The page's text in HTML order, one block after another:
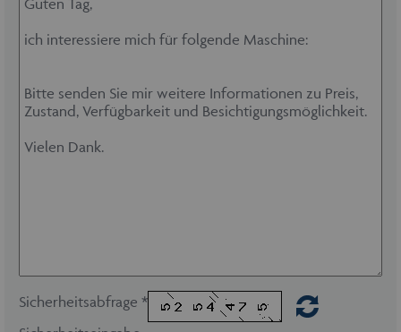
Sicherheitsabfrage *